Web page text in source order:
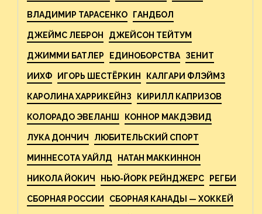
ВЛАДИМИР ТАРАСЕНКО ГАНДБОЛ
ДЖЕЙМС ЛЕБРОН ДЖЕЙСОН ТЕЙТУМ
ДЖИММИ БАТЛЕР ЕДИНОБОРСТВА ЗЕНИТ
ИИХФ ИГОРЬ ШЕСТЁРКИН КАЛГАРИ ФЛЭЙМЗ
КАРОЛИНА ХАРРИКЕЙНЗ КИРИЛЛ КАПРИЗОВ
КОЛОРАДО ЭВЕЛАНШ КОННОР МАКДЭВИД
ЛУКА ДОНЧИЧ ЛЮБИТЕЛЬСКИЙ СПОРТ
МИННЕСОТА УАЙЛД НАТАН МАККИННОН
НИКОЛА ЙОКИЧ НЬЮ-ЙОРК РЕЙНДЖЕРС РЕГБИ
СБОРНАЯ РОССИИ СБОРНАЯ КАНАДЫ — ХОККЕЙ